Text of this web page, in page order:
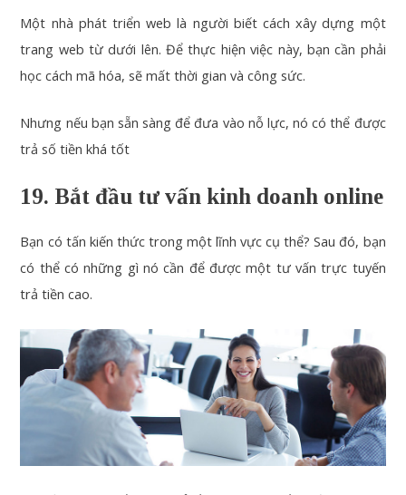
Một nhà phát triển web là người biết cách xây dựng một
trang web từ dưới lên. Để thực hiện việc này, bạn cần phải
học cách mã hóa, sẽ mất thời gian và công sức.
Nhưng nếu bạn sẵn sàng để đưa vào nỗ lực, nó có thể được
trả số tiền khá tốt
19. Bắt đầu tư vấn kinh doanh online
Bạn có tấn kiến ​​thức trong một lĩnh vực cụ thể? Sau đó, bạn
có thể có những gì nó cần để được một tư vấn trực tuyến
trả tiền cao.